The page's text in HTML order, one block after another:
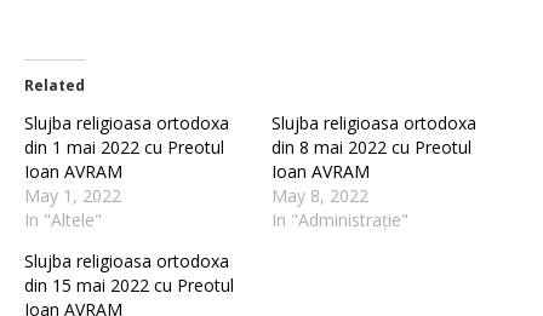
Related
Slujba religioasa ortodoxa
din 1 mai 2022 cu Preotul
Ioan AVRAM
May 1, 2022
In "Altele"
Slujba religioasa ortodoxa
din 8 mai 2022 cu Preotul
Ioan AVRAM
May 8, 2022
In "Administrație"
Slujba religioasa ortodoxa
din 15 mai 2022 cu Preotul
Ioan AVRAM